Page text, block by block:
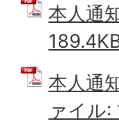
本人通
本人通
ァイル: